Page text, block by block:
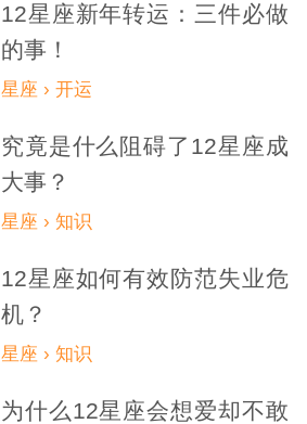
12星座新年转运：三件必做
的事！
星座 › 开运
究竟是什么阻碍了12星座成
大事？
星座 › 知识
12星座如何有效防范失业危
机？
星座 › 知识
为什么12星座会想爱却不敢